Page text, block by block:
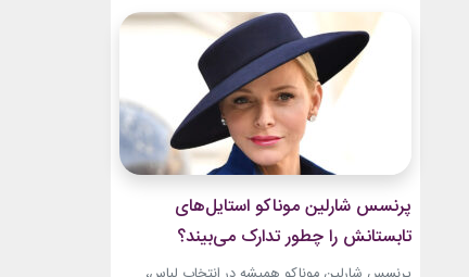
سال‌های ابتدایی فعالیتش هنوز زبان شخصی خود را
در مد پیدا نکرده بود.لینک پیشنهادیگیاهان
آپارتمانیجدیدترین کالکشن 2026 دستبند نقره
پاندوراخرید اکسسوری...
پرنسس شارلین موناکو استایل‌های
تابستانش را چطور تدارک می‌بیند؟